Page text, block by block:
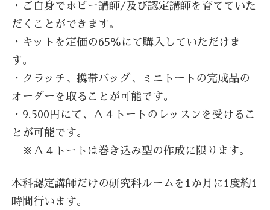
・ご自身でホビー講師/及び認定講師を育てていた
だくことができます。
・キットを定価の65％にて購入していただけま
す。
・クラッチ、携帯バッグ、ミニトートの完成品の
オーダーを取ることが可能です。
・9,500円にて、Ａ４トートのレッスンを受けるこ
とが可能です。
※Ａ４トートは巻き込み型の作成に限ります。
本科認定講師だけの研究科ルームを1か月に1度約1
時間行います。